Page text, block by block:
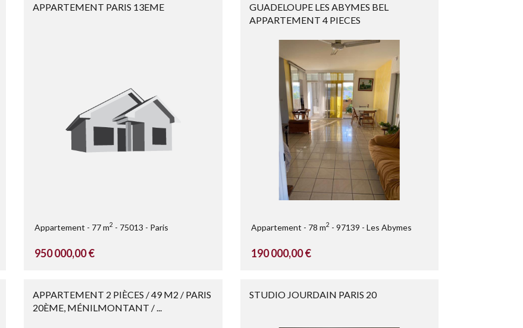
APPARTEMENT PARIS 13EME
Appartement 77 m2 75013 Paris
950 000,00 €
GUADELOUPE LES ABYMES BEL
APPARTEMENT 4 PIECES
Appartement 78 m2 97139 Les Abymes
190 000,00 €
APPARTEMENT 2 PIÈCES / 49 M2 / PARIS
20ÈME, MÉNILMONTANT / ...
STUDIO JOURDAIN PARIS 20